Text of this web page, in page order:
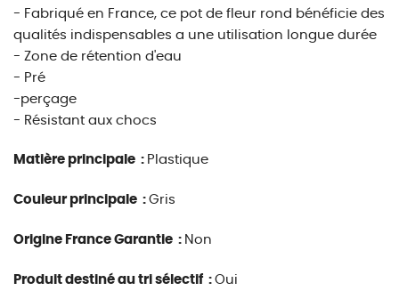
- Fabriqué en France, ce pot de fleur rond bénéficie des
qualités indispensables a une utilisation longue durée
- Zone de rétention d'eau
- Pré
-perçage
- Résistant aux chocs
Matière principale : Plastique
Couleur principale : Gris
Origine France Garantie : Non
Produit destiné au tri sélectif : Oui